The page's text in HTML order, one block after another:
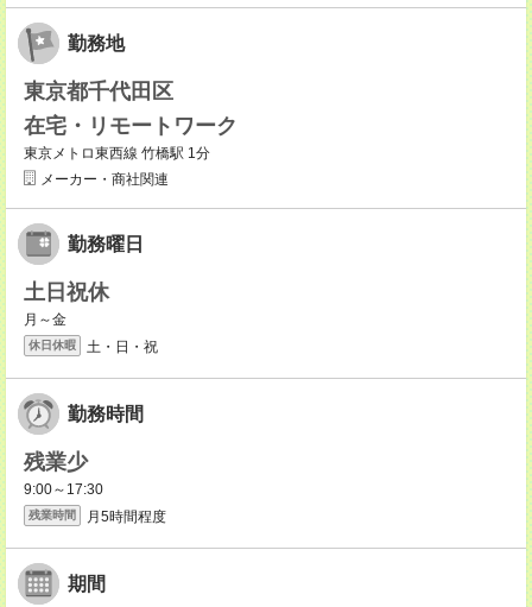
勤務地
東京都千代田区
在宅・リモートワーク
東京メトロ東西線 竹橋駅 1分
メーカー・商社関連
勤務曜日
土日祝休
月～金
休日休暇 土・日・祝
勤務時間
残業少
9:00～17:30
残業時間 月5時間程度
期間